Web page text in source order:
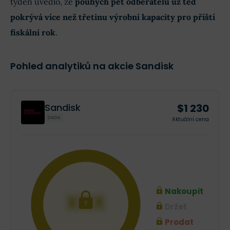
pokrývá více než třetinu výrobní kapacity pro příští
fiskální rok.
Pohled analytiků na akcie Sandisk
Sandisk
SNDK
$1 230
Aktuální cena
XXX
Nakoupit
Prodat